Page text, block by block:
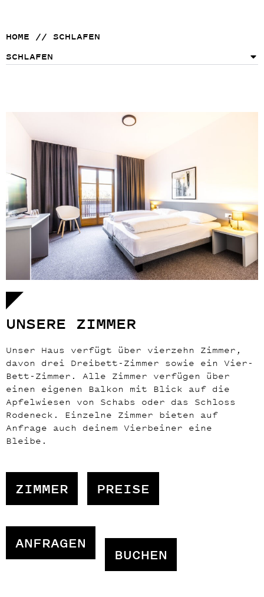
HOME // SCHLAFEN
SCHLAFEN
UNSERE ZIMMER
Unser Haus verfügt über vierzehn Zimmer,
davon drei Dreibett-Zimmer sowie ein Vier-
Bett-Zimmer. Alle Zimmer verfügen über
einen eigenen Balkon mit Blick auf die
Apfelwiesen von Schabs oder das Schloss
Rodeneck. Einzelne Zimmer bieten auf
Anfrage auch deinem Vierbeiner eine
Bleibe.
ZIMMER PREISE
ANFRAGEN
BUCHEN